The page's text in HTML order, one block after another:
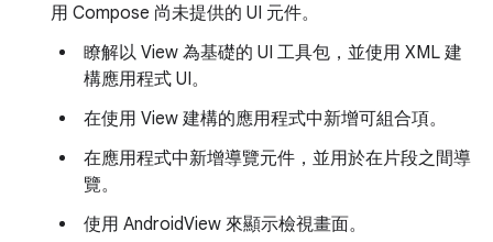
用 Compose 尚未提供的 UI 元件。
瞭解以 View 為基礎的 UI 工具包，並使用 XML 建
構應用程式 UI。
在使用 View 建構的應用程式中新增可組合項。
在應用程式中新增導覽元件，並用於在片段之間導
覽。
使用 AndroidView 來顯示檢視畫面。